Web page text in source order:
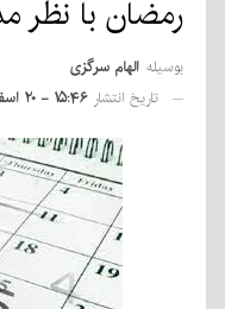
رمضان با نظر
بوسیله الهام سرگزی
تاریخ انتشار ۱۵:۴۶ - ۲۰ اسفند ۱۴۰۲